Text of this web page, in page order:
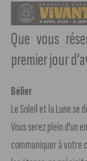
Que vous
premier jour
Bélier
Le Soleil et la Lune se
Vous serez plein d’un
communiquer à votre